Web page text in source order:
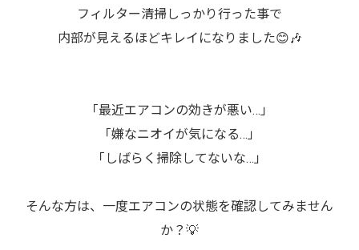
フィルター清掃しっかり行った事で
内部が見えるほどキレイになりました😊🎶
「最近エアコンの効きが悪い…」
「嫌なニオイが気になる…」
「しばらく掃除してないな…」
そんな方は、一度エアコンの状態を確認してみません
か？💡